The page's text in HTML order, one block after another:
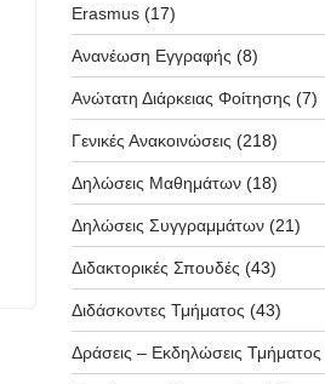
Erasmus(17)
Ανανέωση Εγγραφής (8)
Ανώτατη Διάρκειας Φοίτησης (7)
Γενικές Ανακοινώσεις (218)
Δηλώσεις Μαθημάτων(18)
Δηλώσεις Συγγραμμάτων(21)
Διδακτορικές Σπουδές (43)
Διδάσκοντες Τμήματος (43)
Δράσεις – Εκδηλώσεις Τμήματος